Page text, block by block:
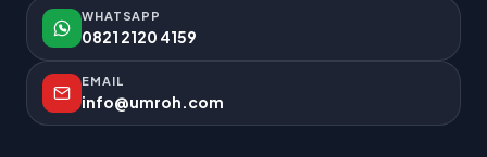
WHATSAPP
0821 2120 4159
EMAIL
info@umroh.com